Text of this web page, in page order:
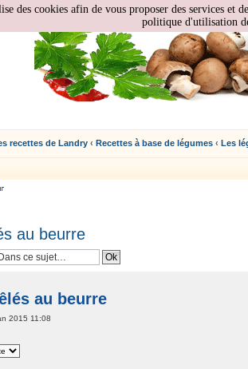
recettes de Landry ‹ Recettes à base de légumes ‹ Les
au beurre
au beurre
2015 11:08
des cookies afin de vous proposer des services et
politique d'utilisation